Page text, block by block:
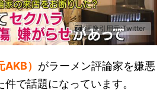
画像引用元:Twitter
） がラーメン評論家を嫌悪
で話題になっています。